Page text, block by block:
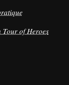
Tour of Heroes